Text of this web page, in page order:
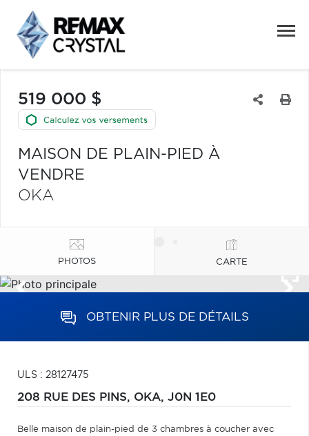
519 000 $
MAISON DE PLAIN-PIED À
VENDRE
OKA
PHOTOS CARTE
OBTENIR PLUS DE DÉTAILS
ULS : 28127475
208 RUE DES PINS, OKA, J0N 1E0
Belle maison de plain-pied de 3 chambres à coucher avec